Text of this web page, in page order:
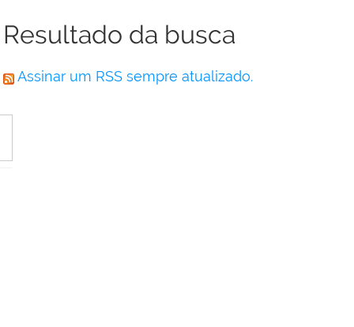
Resultado da busca
Assinar um RSS sempre atualizado.